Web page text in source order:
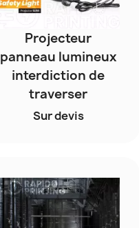
Projecteur
panneau lumineux
interdiction de
traverser
Sur devis